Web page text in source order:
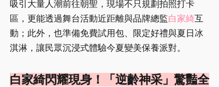
吸引大量人潮前往朝聖，現場不只規劃拍照打卡
區，更能透過舞台活動近距離與品牌總監白家綺互
動；此外，也準備免費試用包、限定好禮與夏日冰
淇淋，讓民眾沉浸式體驗今夏變美保養派對。
白家綺閃耀現身！「逆齡神采」驚豔全